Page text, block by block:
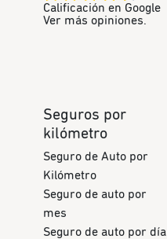
Calificación en Google
Ver más opiniones.
Seguros por
kilómetro
Seguro de Auto por
Kilómetro
Seguro de auto por
mes
Seguro de auto por día